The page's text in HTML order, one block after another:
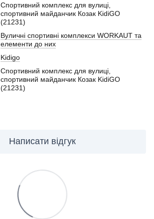
Спортивний комплекс для вулиці,
спортивний майданчик Козак KidiGO
(21231)
Вуличні спортивні комплекси WORKAUT та
елементи до них
Kidigo
Спортивний комплекс для вулиці,
спортивний майданчик Козак KidiGO
(21231)
Написати відгук